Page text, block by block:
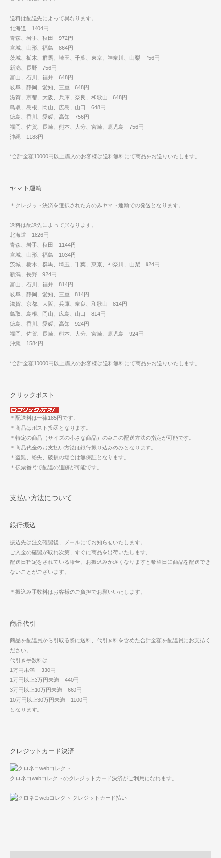
送料は配送先によって異なります。
北海道 1404円
青森、岩手、秋田 972円
宮城、山形、福島 864円
茨城、栃木、群馬、埼玉、千葉、東京、神奈川、山梨 756円
新潟、長野 756円
富山、石川、福井 648円
岐阜、静岡、愛知、三重 648円
滋賀、京都、大阪、兵庫、奈良、和歌山 648円
鳥取、島根、岡山、広島、山口 648円
徳島、香川、愛媛、高知 756円
福岡、佐賀、長崎、熊本、大分、宮崎、鹿児島 756円
沖縄 1188円
*合計金額10000円以上購入のお客様は送料無料にて商品をお送りいたします。
ヤマト運輸
＊クレジット決済を選択された方のみヤマト運輸での発送となります。
送料は配送先によって異なります。
北海道 1826円
青森、岩手、秋田 1144円
宮城、山形、福島 1034円
茨城、栃木、群馬、埼玉、千葉、東京、神奈川、山梨 924円
新潟、長野 924円
富山、石川、福井 814円
岐阜、静岡、愛知、三重 814円
滋賀、京都、大阪、兵庫、奈良、和歌山 814円
鳥取、島根、岡山、広島、山口 814円
徳島、香川、愛媛、高知 924円
福岡、佐賀、長崎、熊本、大分、宮崎、鹿児島 924円
沖縄 1584円
*合計金額10000円以上購入のお客様は送料無料にて商品をお送りいたします。
クリックポスト
＊配送料は一律185円です。
＊商品はポスト投函となります。
＊特定の商品（サイズの小さな商品）のみこの配送方法の指定が可能です。
＊商品代金のお支払い方法は銀行振り込みのみとなります。
＊盗難、紛失、破損の場合は無保証となります。
＊伝票番号で配達の追跡が可能です。
支払い方法について
銀行振込
振込先は注文確認後、メールにてお知らせいたします。
ご入金の確認が取れ次第、すぐに商品を出荷いたします。
配送日指定をされている場合、お振込みが遅くなりますと希望日に商品を配送でき
ないことがございます。
＊振込み手数料はお客様のご負担でお願いいたします。
商品代引
商品を配達員から引取る際に送料、代引き料を含めた合計金額を配達員にお支払く
ださい。
代引き手数料は
1万円未満 330円
1万円以上3万円未満 440円
3万円以上10万円未満 660円
10万円以上30万円未満 1100円
となります。
クレジットカード決済
クロネコwebコレクトのクレジットカード決済がご利用になれます。